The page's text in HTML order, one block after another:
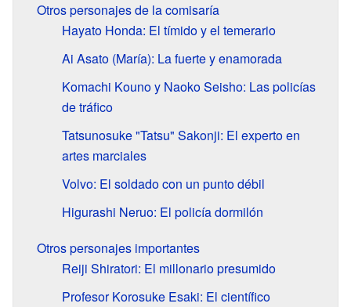
Otros personajes de la comisaría
Hayato Honda: El tímido y el temerario
Ai Asato (María): La fuerte y enamorada
Komachi Kouno y Naoko Seisho: Las policías
de tráfico
Tatsunosuke "Tatsu" Sakonji: El experto en
artes marciales
Volvo: El soldado con un punto débil
Higurashi Neruo: El policía dormilón
Otros personajes importantes
Reiji Shiratori: El millonario presumido
Profesor Korosuke Esaki: El científico